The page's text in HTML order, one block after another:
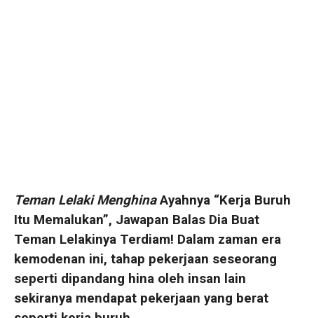
Teman Lelaki MenghinaAyahnya “Kerja Buruh
Itu Memalukan”, Jawapan Balas Dia Buat
Teman Lelakinya Terdiam! Dalam zaman era
kemodenan ini, tahap pekerjaan seseorang
seperti dipandang hina oleh insan lain
sekiranya mendapat pekerjaan yang berat